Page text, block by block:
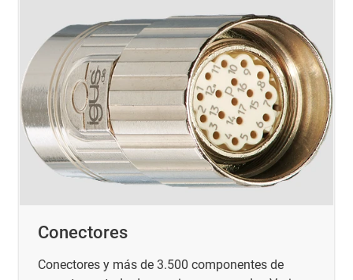
Conectores
Conectores y más de 3.500 componentes de